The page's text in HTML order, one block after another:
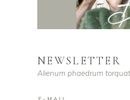
NEWSLETTER
Alienum phaedrum